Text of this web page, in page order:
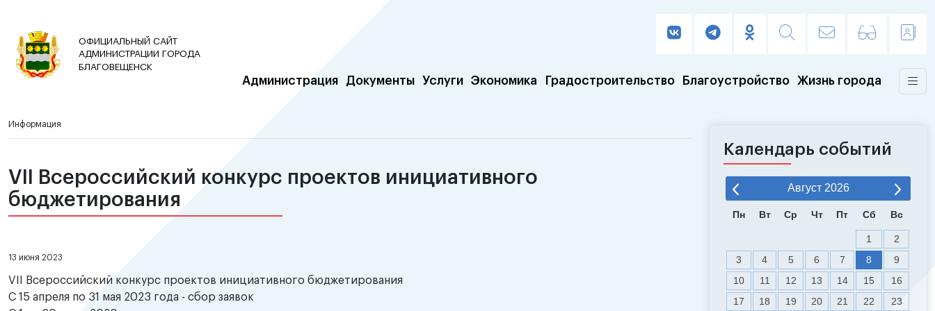
ОФИЦИАЛЬНЫЙ САЙТ
АДМИНИСТРАЦИИ ГОРОДА
БЛАГОВЕЩЕНСК
Администрация Документы Услуги Экономика Градостроительство Благоустройство Жизнь города
Информация
VII Всероссийский конкурс проектов инициативного
бюджетирования
13 июня 2023
VII Всероссийский конкурс проектов инициативного бюджетирования
С 15 апреля по 31 мая 2023 года - сбор заявок
Календарь событий
Август 2026
Пн Вт Ср Чт Пт Сб Вс
1
2
3
4 5 6 7 8
9
10
11 12 13 14 15
16
17
18 19 20 21 22
23